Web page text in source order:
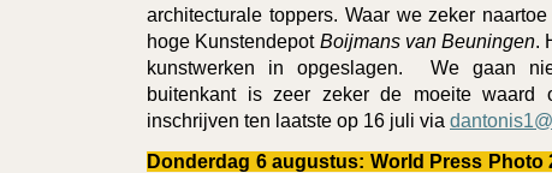
architecturale toppers. Waar we zeker
hoge Kunstendepot Boijmans van Beuningen.
kunstwerken in opgeslagen. We gaan
buitenkant is zeer zeker de moeite waard
inschrijven ten laatste op 16 juli via
Donderdag 6 augustus: World Press Photo